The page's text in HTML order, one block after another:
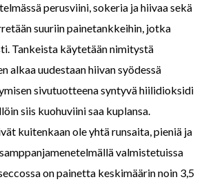
perusviini, sokeria ja hiivaa sekä
suuriin painetankkeihin, jotka
Tankeista käytetään nimitystä
alkaa uudestaan hiivan syödessä
sivutuotteena syntyvä hiilidioksidi
siis kuohuviini saa kuplansa.
kuitenkaan ole yhtä runsaita, pieniä ja
valmistetuissa
on painetta keskimäärin noin 3,5